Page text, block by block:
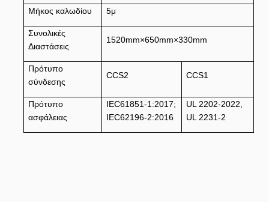
Μήκος καλωδίου 5μ
Συνολικές
Διαστάσεις
1520mm×650mm×330mm
Πρότυπο
σύνδεσης
CCS2 CCS1
Πρότυπο
ασφάλειας
IEC61851-1:2017;
IEC62196-2:2016
UL 2202-2022,
UL 2231-2